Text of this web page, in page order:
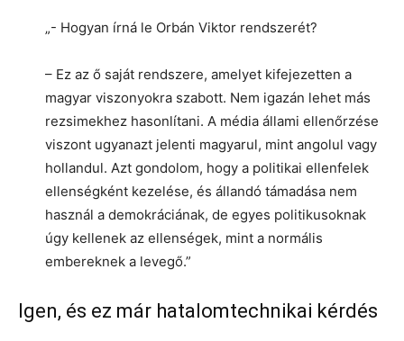
„- Hogyan írná le Orbán Viktor rendszerét?
– Ez az ő saját rendszere, amelyet kifejezetten a
magyar viszonyokra szabott. Nem igazán lehet más
rezsimekhez hasonlítani. A média állami ellenőrzése
viszont ugyanazt jelenti magyarul, mint angolul vagy
hollandul. Azt gondolom, hogy a politikai ellenfelek
ellenségként kezelése, és állandó támadása nem
használ a demokráciának, de egyes politikusoknak
úgy kellenek az ellenségek, mint a normális
embereknek a levegő.”
Igen, és ez már hatalomtechnikai kérdés